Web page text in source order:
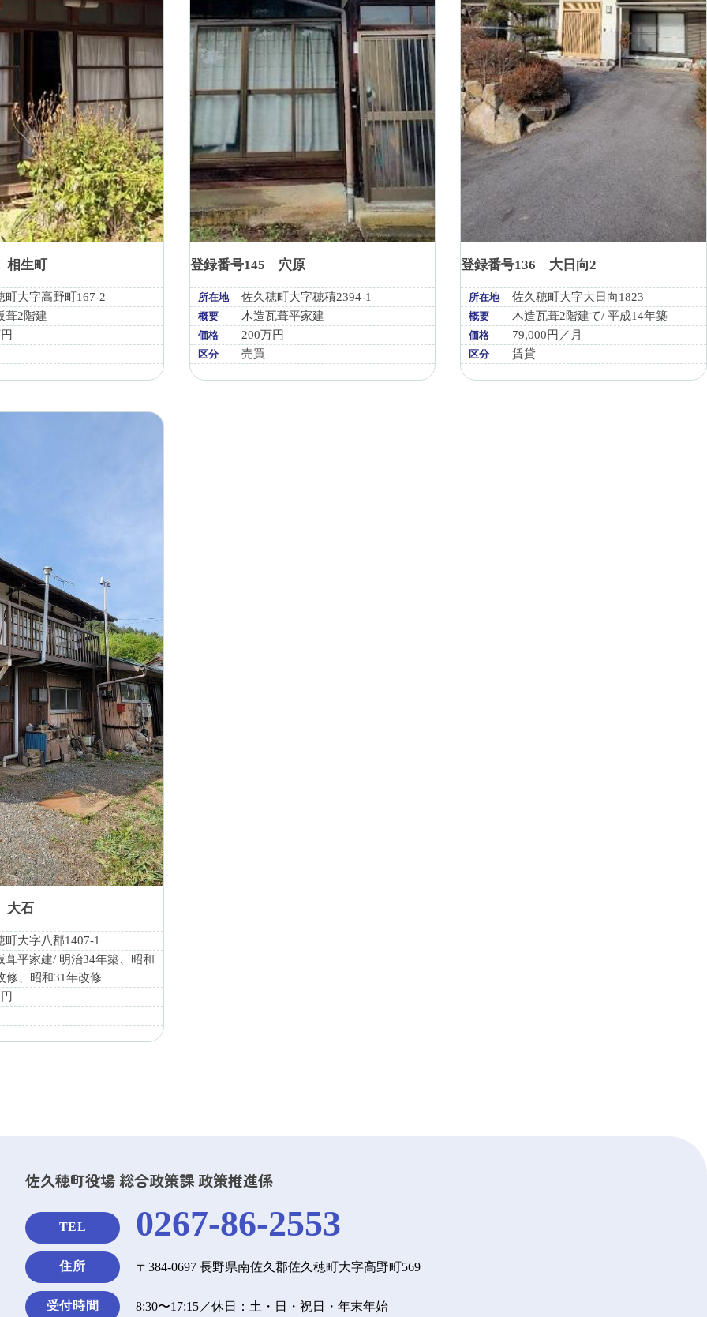
相生町
町大字高野町167-2
葺2階建
登録番号145 穴原
所在地 佐久穂町大字穂積2394-1
概要 木造瓦葺平家建
価格 200万円
区分 売買
登録番号136 大日向2
所在地 佐久穂町大字大日向1823
概要 木造瓦葺2階建て/ 平成14年築
価格 79,000円／月
区分 賃貸
大石
町大字八郡1407-1
葺平家建/ 明治34年築、昭和
修、昭和31年改修
佐久穂町役場 総合政策課 政策推進係
TEL 0267-86-2553
住所 〒384-0697 長野県南佐久郡佐久穂町大字高野町569
受付時間 8:30〜17:15／休日：土・日・祝日・年末年始